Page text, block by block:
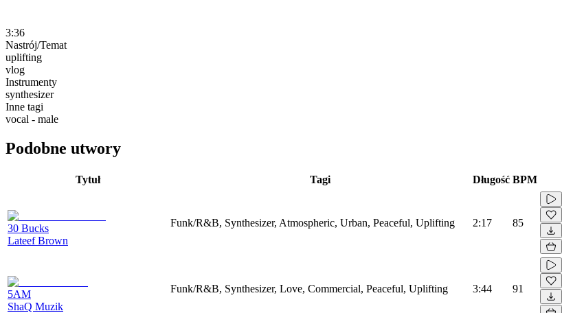
3:36
Nastrój/Temat
uplifting
vlog
Instrumenty
synthesizer
Inne tagi
vocal - male
Podobne utwory
Tytuł Tagi Długość BPM
30 Bucks
Lateef Brown
Funk/R&B, Synthesizer, Atmospheric, Urban, Peaceful, Uplifting 2:17 85
5AM
ShaQ Muzik
Funk/R&B, Synthesizer, Love, Commercial, Peaceful, Uplifting 3:44 91